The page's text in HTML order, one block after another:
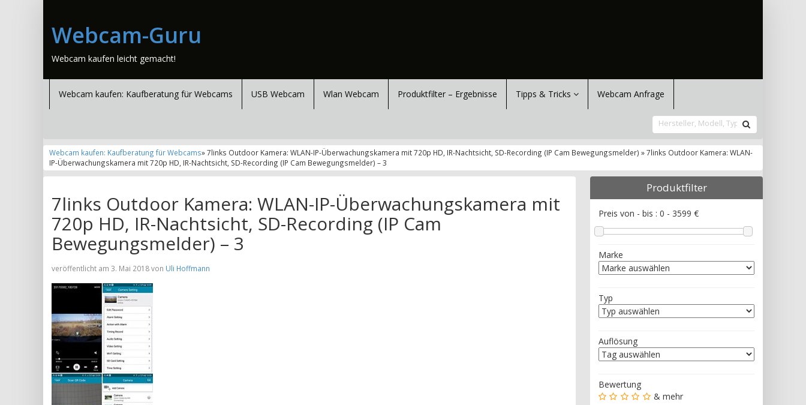
Webcam-Guru
Webcam kaufen leicht gemacht!
Webcam kaufen: Kaufberatung für Webcams USB Webcam Wlan Webcam Produktfilter – Ergebnisse Tipps & Tricks Webcam Anfrage
Webcam kaufen: Kaufberatung für Webcams» 7links Outdoor Kamera: WLAN-IP-Überwachungskamera mit 720p HD, IR-Nachtsicht, SD-Recording (IP Cam Bewegungsmelder) » 7links Outdoor Kamera: WLAN-
IP-Überwachungskamera mit 720p HD, IR-Nachtsicht, SD-Recording (IP Cam Bewegungsmelder) – 3
7links Outdoor Kamera: WLAN-IP-Überwachungskamera mit
720p HD, IR-Nachtsicht, SD-Recording (IP Cam
Bewegungsmelder) – 3
veröffentlicht am 3. Mai 2018 von Uli Hoffmann
Produktfilter
Preis von - bis : 0 - 3599 €
Marke
Typ
Auflösung
Bewertung
& mehr